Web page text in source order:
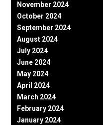
November 2024
October 2024
September 2024
August 2024
July 2024
June 2024
May 2024
April 2024
March 2024
February 2024
January 2024